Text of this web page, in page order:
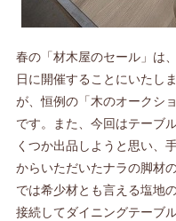
春の「材木屋のセール」は
日に開催することにいたし
が、恒例の「木のオークシ
です。また、今回はテーブ
くつか出品しようと思い、
からいただいたナラの脚材
では希少材とも言える塩地
接続してダイニングテーブ